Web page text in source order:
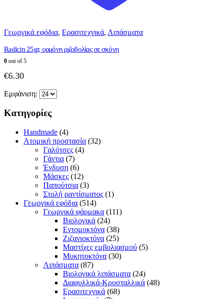
Γεωργικά εφόδια, Ερασιτεχνικά, Λιπάσματα
Radicin 25gr, ορμόνη ριζοβολίας σε σκόνη
0 out of 5
€6.30
Εμφάνιση:
Κατηγορίες
Handmade (4)
Ατομική προστασία (32)
Γαλότσες (4)
Γάντια (7)
Ένδυση (6)
Μάσκες (12)
Παπούτσια (3)
Στολή ραντίσματος (1)
Γεωργικά εφόδια (514)
Γεωργικά φάρμακα (111)
Βιολογικά (24)
Εντομοκτόνα (38)
Ζιζανιοκτόνα (25)
Μαστίχες εμβολιασμού (5)
Μυκητοκτόνα (30)
Λιπάσματα (87)
Βιολογικά λιπάσματα (24)
Διαφυλλικά-Κρυσταλλικά (48)
Ερασιτεχνικά (68)